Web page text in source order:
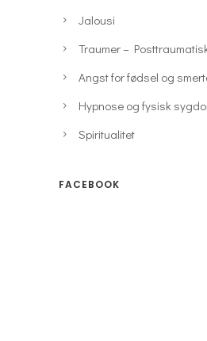
Jalousi
Traumer –
Angst for fødsel og
Hypnose og fysisk
Spiritualitet
FACEBOOK